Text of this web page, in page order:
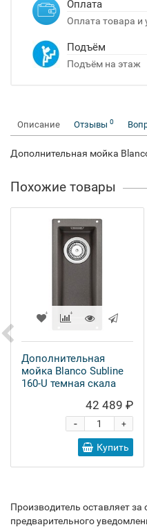
Оплата
Оплата товара и
Подъём
Подъём на этаж
Описание Отзывы 0
Дополнительная мойка
Похожие товары
Дополнительная
мойка Blanco Subline
160-U темная скала
42 489 ₽
+
-
Купить
Производитель оставляет за
предварительного